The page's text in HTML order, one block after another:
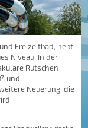
Freizeitbad, hebt
Niveau. In der
Rutschen
und
Neuerung, die